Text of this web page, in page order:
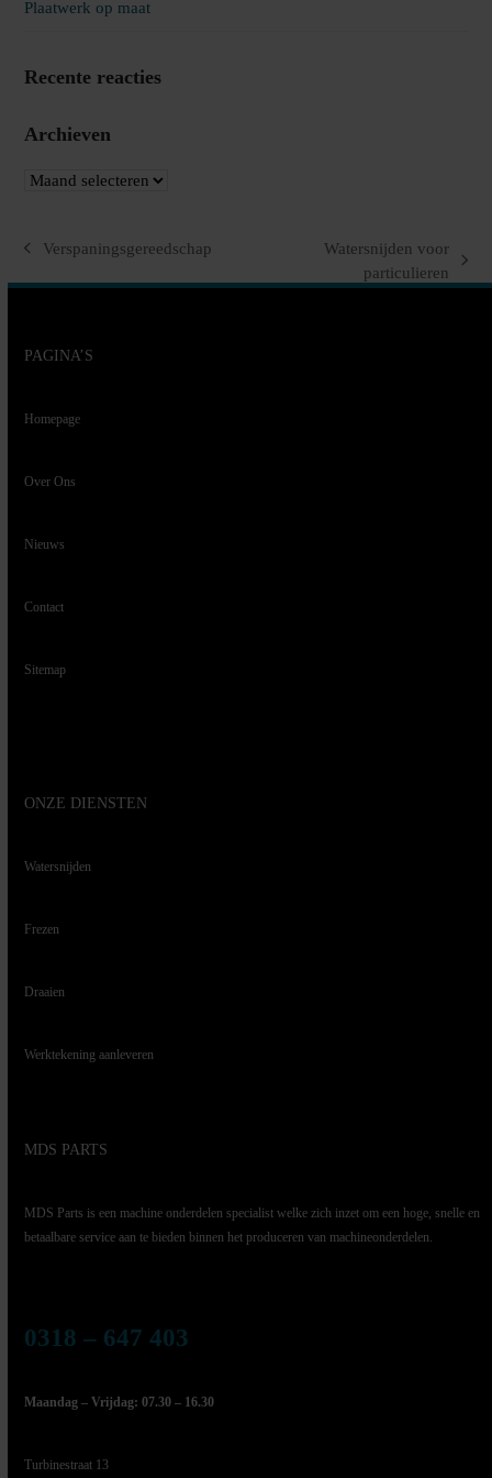
Plaatwerk op maat
Recente reacties
Archieven
Archieven
previous
post:
Verspaningsgereedschap
Watersnijden voor
particulieren
PAGINA’S
Homepage
Over Ons
Nieuws
Contact
Sitemap
ONZE DIENSTEN
Watersnijden
Frezen
Draaien
Werktekening aanleveren
MDS PARTS
MDS Parts is een machine onderdelen specialist welke zich inzet om een hoge, snelle en
betaalbare service aan te bieden binnen het produceren van machineonderdelen.
0318 – 647 403
Maandag – Vrijdag: 07.30 – 16.30
Turbinestraat 13